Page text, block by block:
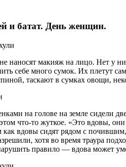
и батат. День женщин.
наносят макияж на лицо. Нет у
себе много сумок. Их плетут
таскают в сумках овощи,
на голове на земле
что-то жуткое. «Это вдовы,
как вдовы сидят рядом с
хотя во время траура
правило — вдова может